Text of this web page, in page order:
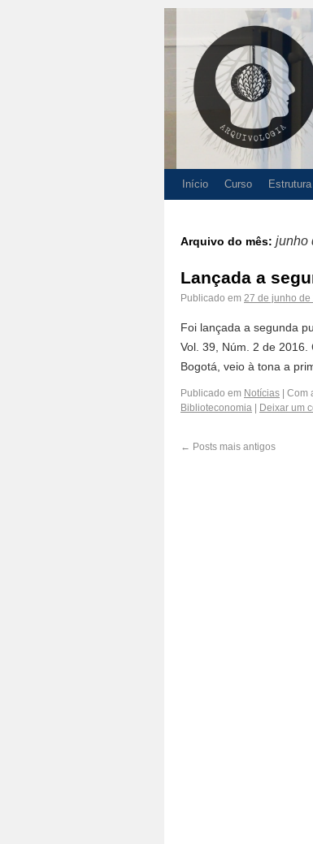
Início Curso
Arquivo do mês: junho
Lançada a
Publicado em 27 de junho de
Foi lançada a segunda
Vol. 39, Núm. 2 de
Bogotá, veio à tona a
Publicado em Notícias Com
Biblioteconomia
Deixar um
← Posts mais antigos